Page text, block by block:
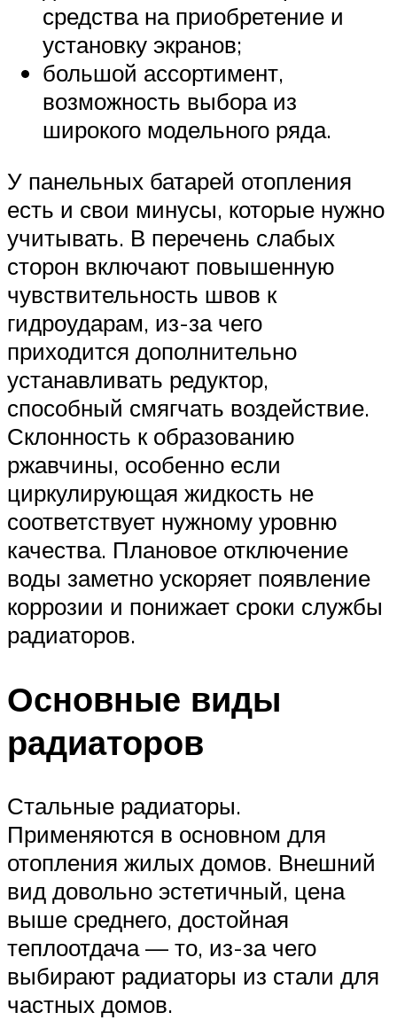
средства на приобретение и
установку экранов;
большой ассортимент,
возможность выбора из
широкого модельного ряда.
У панельных батарей отопления
есть и свои минусы, которые нужно
учитывать. В перечень слабых
сторон включают повышенную
чувствительность швов к
гидроударам, из-за чего
приходится дополнительно
устанавливать редуктор,
способный смягчать воздействие.
Склонность к образованию
ржавчины, особенно если
циркулирующая жидкость не
соответствует нужному уровню
качества. Плановое отключение
воды заметно ускоряет появление
коррозии и понижает сроки службы
радиаторов.
Основные виды
радиаторов
Стальные радиаторы.
Применяются в основном для
отопления жилых домов. Внешний
вид довольно эстетичный, цена
выше среднего, достойная
теплоотдача — то, из-за чего
выбирают радиаторы из стали для
частных домов.